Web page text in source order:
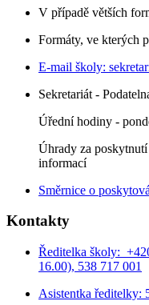
V případě větších
Formáty, ve kterých
E-mail školy:
Sekretariát -
Úřední hodiny - p
Úhrady za
informací
Směrnice o
Kontakty
Ředitelka školy:
16.00), 538 717 001
Asistentka ředitelky: